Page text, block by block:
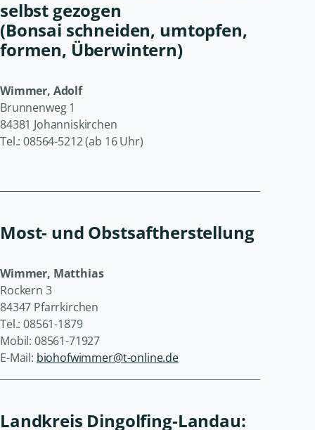
selbst gezogen
(Bonsai schneiden, umtopfen,
formen, Überwintern)
Wimmer, Adolf
Brunnenweg 1
84381 Johanniskirchen
Tel.: 08564-5212 (ab 16 Uhr)
Most- und Obstsaftherstellung
Wimmer, Matthias
Rockern 3
84347 Pfarrkirchen
Tel.: 08561-1879
Mobil: 08561-71927
E-Mail: biohofwimmer@t-online.de
Landkreis Dingolfing-Landau: